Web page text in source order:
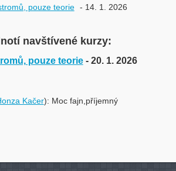
pouze teorie - 14. 1. 2026
navštívené kurzy:
pouze teorie - 20. 1. 2026
Kačer): Moc fajn,příjemný